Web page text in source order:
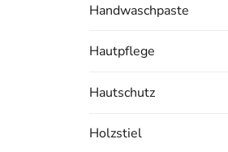
Handwaschpaste
Hautpflege
Hautschutz
Holzstiel